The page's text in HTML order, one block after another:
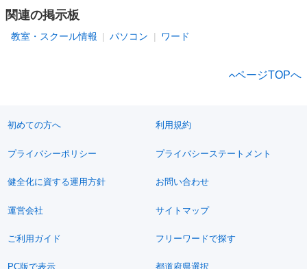
関連の掲示板
教室・スクール情報 パソコン ワード
ページTOPへ
初めての方へ 利用規約
プライバシーポリシー プライバシーステートメント
健全化に資する運用方針 お問い合わせ
運営会社 サイトマップ
ご利用ガイド フリーワードで探す
PC版で表示 都道府県選択